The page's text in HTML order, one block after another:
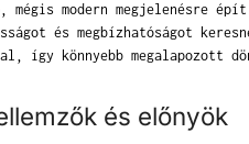
mégis modern
és megbízhatóságot
így könnyebb megalapozott
és előnyök